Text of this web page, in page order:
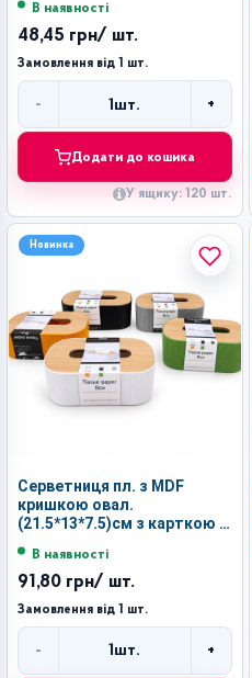
В наявності
48,45 грн/ шт.
Замовлення від 1 шт.
- 1 шт. +
Додати до кошика
У ящику: 120 шт.
Новинка
Серветниця пл. з MDF
кришкою овал.
(21.5*13*7.5)см з карткою в
В наявності
91,80 грн/ шт.
Замовлення від 1 шт.
- 1шт. +